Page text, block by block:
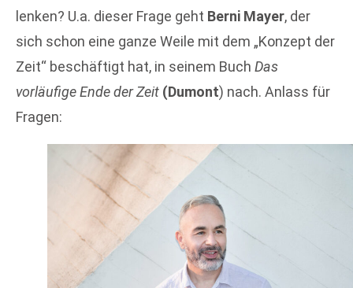
lenken? U.a. dieser Frage geht Berni Mayer, der
sich schon eine ganze Weile mit dem „Konzept der
Zeit“ beschäftigt hat, in seinem Buch Das
vorläufige Ende der Zeit (Dumont) nach. Anlass für
Fragen: